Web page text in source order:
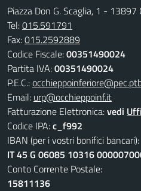
Piazza Don G. Scaglia, 1 -
Tel:015.591791
Fax:015.2592889
Codice Fiscale:00351490024
Partita IVA:00351490024
P.E.C.:
Email: urp@occhieppoinf.it
Fatturazione Elettronica:vedi
Codice IPA:c_f992
IBAN (per i vostri bonifici bancari):
IT 45 G 06085 10316
Conto Corrente Postale:
15811136